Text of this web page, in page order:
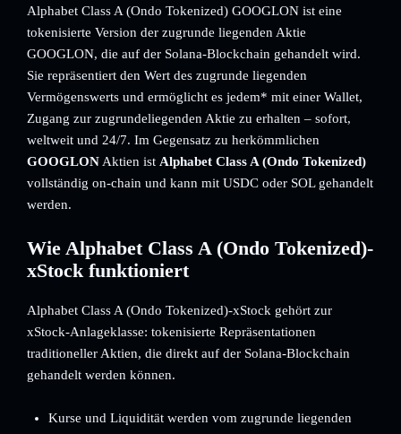
Alphabet Class A (Ondo Tokenized) GOOGLON ist eine
tokenisierte Version der zugrunde liegenden Aktie
GOOGLON, die auf der Solana-Blockchain gehandelt wird.
Sie repräsentiert den Wert des zugrunde liegenden
Vermögenswerts und ermöglicht es jedem* mit einer Wallet,
Zugang zur zugrundeliegenden Aktie zu erhalten – sofort,
weltweit und 24/7. Im Gegensatz zu herkömmlichen
GOOGLON Aktien ist Alphabet Class A (Ondo Tokenized)
vollständig on-chain und kann mit USDC oder SOL gehandelt
werden.
Wie Alphabet Class A (Ondo Tokenized)-
xStock funktioniert
Alphabet Class A (Ondo Tokenized)-xStock gehört zur
xStock-Anlageklasse: tokenisierte Repräsentationen
traditioneller Aktien, die direkt auf der Solana-Blockchain
gehandelt werden können.
Kurse und Liquidität werden vom zugrunde liegenden